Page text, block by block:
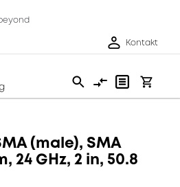
Kontakt
(male), SMA
24 GHz, 2 in, 50.8